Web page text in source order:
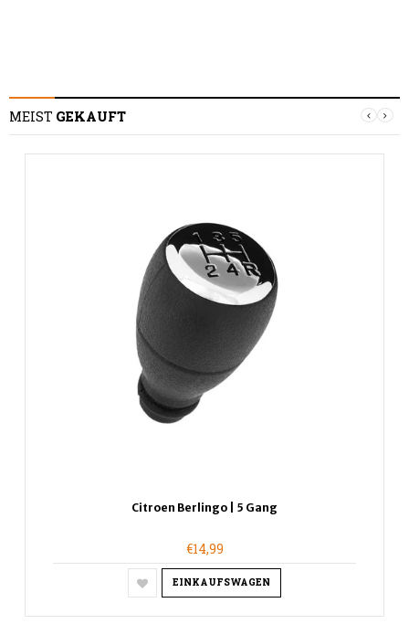
MEIST GEKAUFT
Citroen Berlingo | 5 Gang
€14,99
EINKAUFSWAGEN